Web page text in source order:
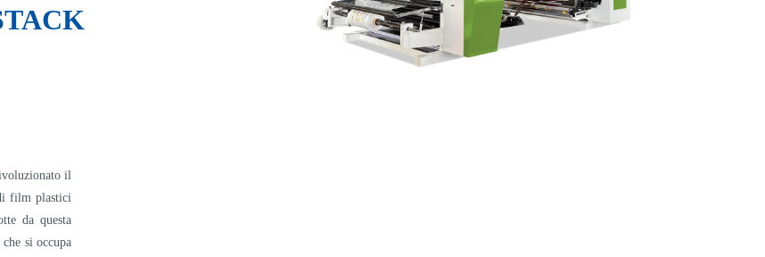
il
film plastici
da questa
si occupa